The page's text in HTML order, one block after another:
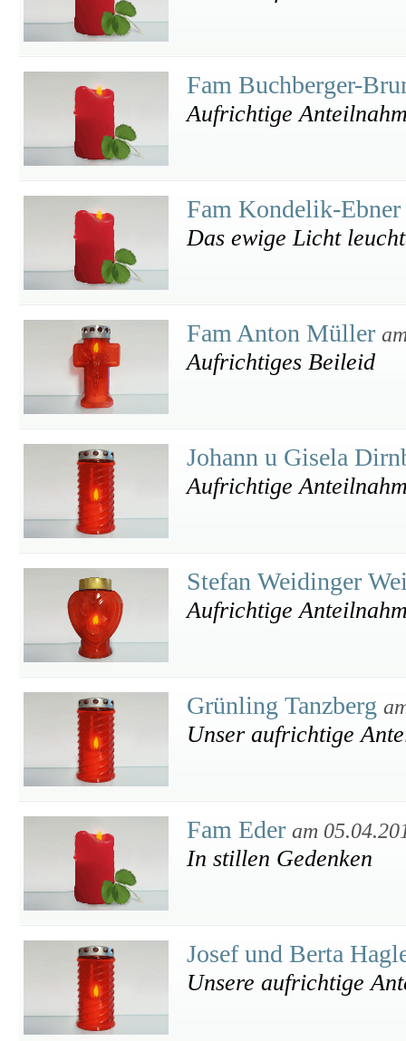
Fam Buchberger-
Aufrichtige
Fam Kondelik-Ebner
Das ewige Licht
Fam Anton Müller
Aufrichtiges Beileid
Johann u Gisela
Aufrichtige
Stefan Weidinger
Aufrichtige
Grünling Tanzberg
Unser aufrichtige
Fam Eder am
In stillen Gedenken
Josef und Berta
Unsere aufrichtige